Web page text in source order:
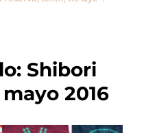
Shibori
2016